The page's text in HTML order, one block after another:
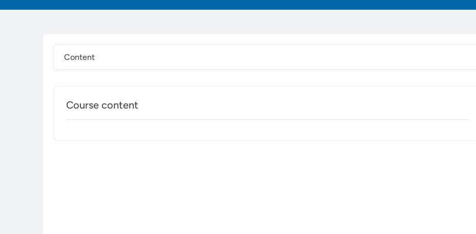
Content
Course content